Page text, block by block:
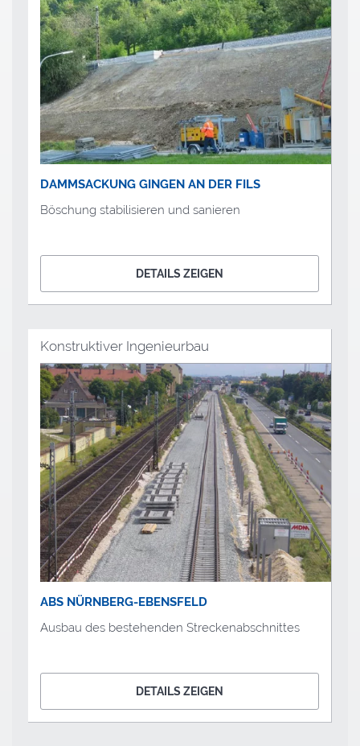
DAMMSACKUNG GINGEN AN DER FILS
Böschung stabilisieren und sanieren
DETAILS ZEIGEN
Konstruktiver Ingenieurbau
ABS NÜRNBERG-EBENSFELD
Ausbau des bestehenden Streckenabschnittes
DETAILS ZEIGEN